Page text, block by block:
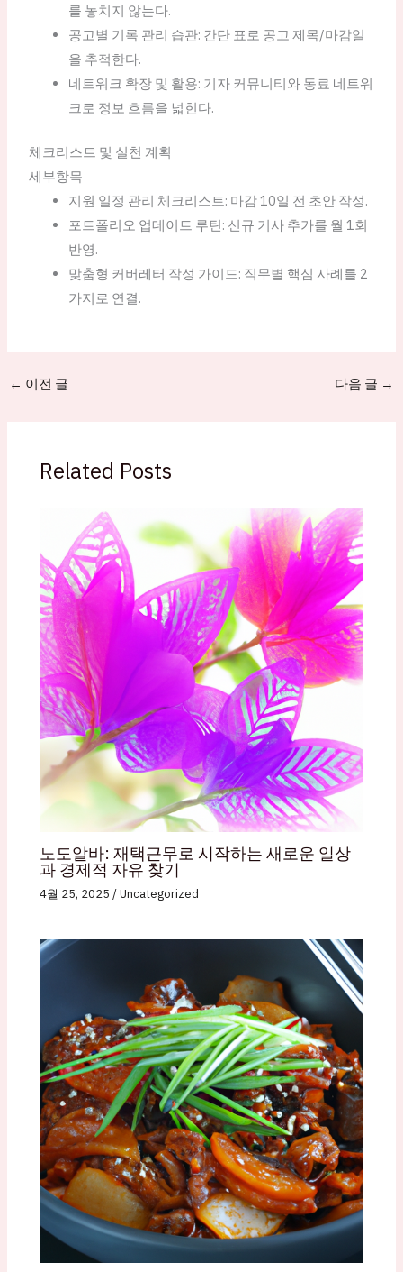
를 놓치지 않는다.
공고별 기록 관리 습관: 간단 표로 공고 제목/마감일
을 추적한다.
네트워크 확장 및 활용: 기자 커뮤니티와 동료 네트워
크로 정보 흐름을 넓힌다.
체크리스트 및 실천 계획
세부항목
지원 일정 관리 체크리스트: 마감 10일 전 초안 작성.
포트폴리오 업데이트 루틴: 신규 기사 추가를 월 1회
반영.
맞춤형 커버레터 작성 가이드: 직무별 핵심 사례를 2
가지로 연결.
← 이전 글 다음 글 →
Related Posts
노도알바: 재택근무로 시작하는 새로운 일상
과 경제적 자유 찾기
4월 25, 2025/Uncategorized